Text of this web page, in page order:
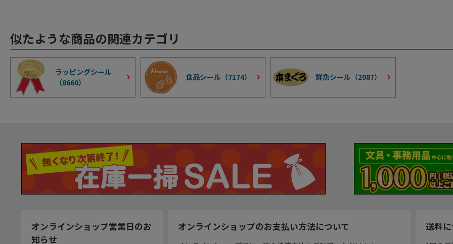
似たような商品の関連カテゴリ
ラッピングシール
（8660）
食品シール（7174） 鮮魚シール（2087）
オンラインショップ営業日のお
知らせ
オンラインショップのお支払い方法について 送料